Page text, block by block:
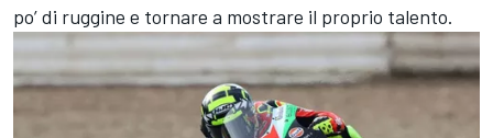
po’ di ruggine e tornare a mostrare il proprio talento.